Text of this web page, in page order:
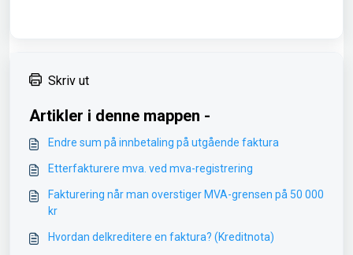
Skriv ut
Artikler i denne mappen -
Endre sum på innbetaling på utgående faktura
Etterfakturere mva. ved mva-registrering
Fakturering når man overstiger MVA-grensen på 50 000
kr
Hvordan delkreditere en faktura? (Kreditnota)